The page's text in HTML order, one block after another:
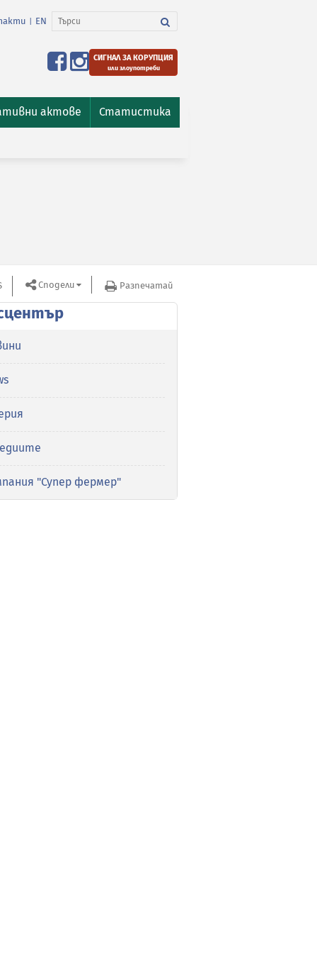
EN
СИГНАЛ ЗА КОРУПЦИЯ
или злоупотреби
актове Статистика
Сподели Разпечатай
"Супер фермер"